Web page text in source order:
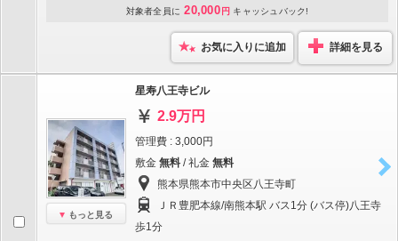
対象者全員に 20,000 円 キャッシュバック!
お気に入りに追加 詳細を見る
もっと見る
星寿八王寺ビル
2.9万円
管理費 : 3,000円
敷金 無料 / 礼金 無料
熊本県熊本市中央区八王寺町
ＪＲ豊肥本線/南熊本駅 バス1分 (バス停)八王寺
歩1分